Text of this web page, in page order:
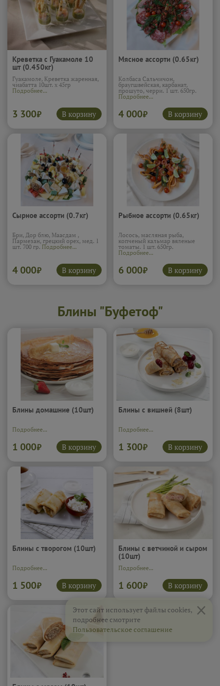
Креветка с Гуакамоле 10
шт (0.450кг)
Гуакамоле, Креветка жаренная,
чиабатта 10шт. х 45гр
Подробнее...
3 300₽ В корзину
Мясное ассорти (0.65кг)
Колбаса Сальчичон,
браугшвейская, карбанат,
прошуто, черри. 1 шт. 650гр.
Подробнее...
4 000₽ В корзину
Сырное ассорти (0.7кг)
Бри, Дор блю, Маасдам ,
Пармезан, грецкий орех, мед. 1
шт. 700 гр. Подробнее...
4 000₽ В корзину
Рыбное ассорти (0.65кг)
Лосось, масляная рыба,
копченый кальмар вяленые
томаты. 1 шт. 650гр.
Подробнее...
6 000₽ В корзину
Блины "Буфетоф"
Блины домашние (10шт)
Подробнее...
1 000₽ В корзину
Блины с вишней (8шт)
Подробнее...
1 300₽ В корзину
Блины с творогом (10шт)
Подробнее...
1 500₽ В корзину
Блины с ветчиной и сыром
(10шт)
Подробнее...
1 600₽ В корзину
×
Этот сайт использует файлы cookies,
подробнее смотрите
Пользовательское соглашение